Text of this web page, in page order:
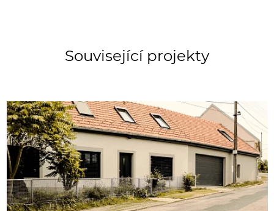
Související projekty